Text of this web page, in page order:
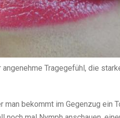
Tragegefühl, die
bekommt im Gegenzug ein